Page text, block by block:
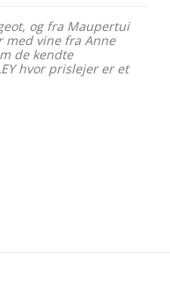
og fra Maupertui
med vine fra Anne
de kendte
hvor prislejer er et